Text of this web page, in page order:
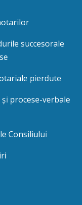
succesorale
pierdute
și procese-verbale
Consiliului